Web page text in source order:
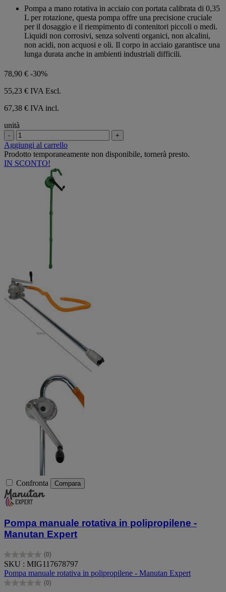
Pompa a mano rotativa in acciaio con portata calibrata di 0,35
L per rotazione, questa pompa offre una precisione cruciale
per il dosaggio e il riempimento di contenitori piccoli o medi.
Liquidi non corrosivi, senza solventi organici, non alcalini,
non acidi, non acquosi e oli. Il corpo in acciaio garantisce una
lunga durata anche in ambienti industriali difficili.
78,90 € -30%
55,23 € IVA Escl.
67,38 € IVA incl.
unità
- +
Aggiungi al carrello
Prodotto temporaneamente non disponibile, tornerà presto.
IN SCONTO!
Confronta Compara
Pompa manuale rotativa in polipropilene -
Manutan Expert
(0)
0.0
su
5
stelle.
SKU : MIG117678797
Pompa manuale rotativa in polipropilene - Manutan Expert
(0)
0.0